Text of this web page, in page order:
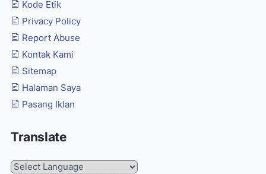
Kode Etik
Privacy Policy
Report Abuse
Kontak Kami
Sitemap
Halaman Saya
Pasang Iklan
Translate